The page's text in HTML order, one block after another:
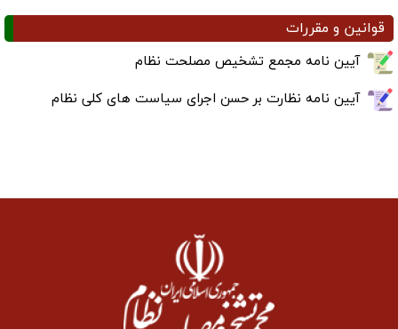
قوانین و مقررات
آیین نامه مجمع تشخیص مصلحت نظام
آیین نامه نظارت بر حسن اجرای سیاست های کلی نظام